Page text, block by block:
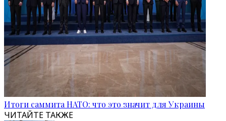
Итоги саммита НАТО: что это значит для Украины
ЧИТАЙТЕ ТАКЖЕ